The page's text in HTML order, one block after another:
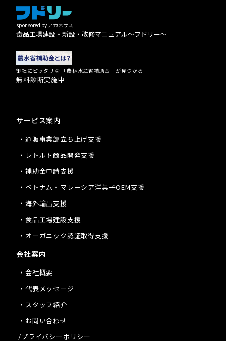
sponsored by アカネサス
食品工場建設・新設・改修マニュアル〜フドリー〜
御社にピッタリな 「農林水産省補助金」が見つかる
無料診断実施中
サービス案内
・通販事業部立ち上げ支援
・レトルト商品開発支援
・補助金申請支援
・ベトナム・マレーシア洋菓子OEM支援
・海外輸出支援
・食品工場建設支援
・オーガニック認証取得支援
会社案内
・会社概要
・代表メッセージ
・スタッフ紹介
・お問い合わせ
/プライバシーポリシー